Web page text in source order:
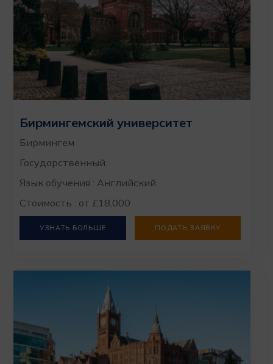
Бирмингемский университет
Бирмингем
Государственный
Язык обучения : Английский
Стоимость : от £18,000
УЗНАТЬ БОЛЬШЕ ПОДАТЬ ЗАЯВКУ